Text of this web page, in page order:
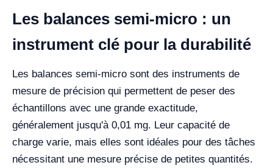
Les balances semi-micro : un
instrument clé pour la durabilité
Les balances semi-micro sont des instruments de
mesure de précision qui permettent de peser des
échantillons avec une grande exactitude,
généralement jusqu'à 0,01 mg. Leur capacité de
charge varie, mais elles sont idéales pour des tâches
nécessitant une mesure précise de petites quantités.